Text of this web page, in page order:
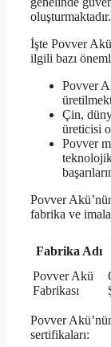
oluşturmaktadır.
İşte Povver
ilgili bazı
Povver
Çin,
üreticisi
Povver
Povver
fabrika ve
Fabrika Adı
Povver Akü
Fabrikası
Povver
sertifikaları: